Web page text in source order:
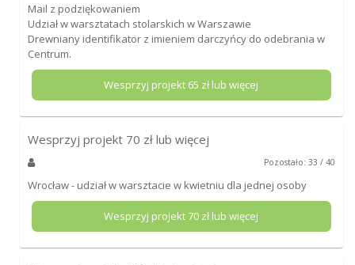
Mail z podziękowaniem
Udział w warsztatach stolarskich w Warszawie
Drewniany identifikator z imieniem darczyńcy do odebrania w
Centrum.
Wesprzyj projekt 65 zł lub więcej
Wesprzyj projekt 70 zł lub więcej
Pozostało: 33 / 40
Wrocław - udział w warsztacie w kwietniu dla jednej osoby
Wesprzyj projekt70 zł lub więcej